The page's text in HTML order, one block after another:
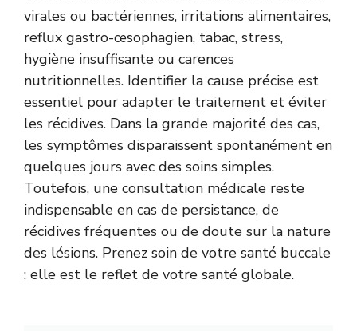
virales ou bactériennes, irritations alimentaires,
reflux gastro-œsophagien, tabac, stress,
hygiène insuffisante ou carences
nutritionnelles. Identifier la cause précise est
essentiel pour adapter le traitement et éviter
les récidives. Dans la grande majorité des cas,
les symptômes disparaissent spontanément en
quelques jours avec des soins simples.
Toutefois, une consultation médicale reste
indispensable en cas de persistance, de
récidives fréquentes ou de doute sur la nature
des lésions. Prenez soin de votre santé buccale
: elle est le reflet de votre santé globale.